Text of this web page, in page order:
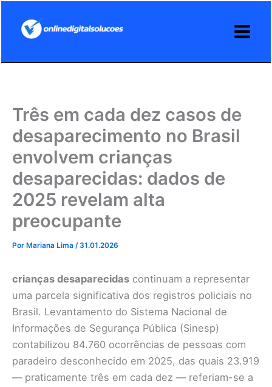
Três em cada dez casos de
desaparecimento no Brasil
envolvem crianças
desaparecidas: dados de
2025 revelam alta
preocupante
Por Mariana Lima /31.01.2026
crianças desaparecidas continuam a representar
uma parcela significativa dos registros policiais no
Brasil. Levantamento do Sistema Nacional de
Informações de Segurança Pública (Sinesp)
contabilizou 84.760 ocorrências de pessoas com
paradeiro desconhecido em 2025, das quais 23.919
— praticamente três em cada dez — referiam-se a